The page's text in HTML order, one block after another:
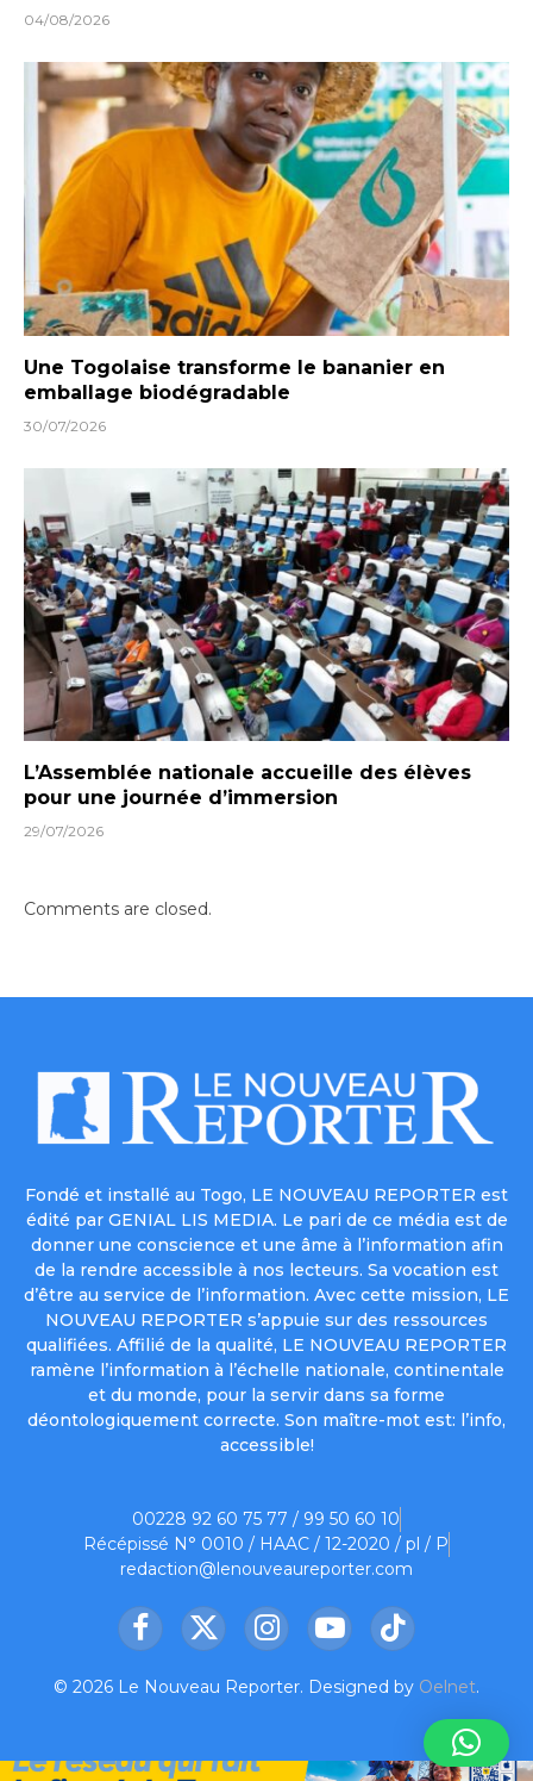
04/08/2026
Une Togolaise transforme le bananier en
emballage biodégradable
30/07/2026
L’Assemblée nationale accueille des élèves
pour une journée d’immersion
29/07/2026
Comments are closed.
Fondé et installé au Togo, LE NOUVEAU REPORTER est
édité par GENIAL LIS MEDIA. Le pari de ce média est de
donner une conscience et une âme à l’information afin
de la rendre accessible à nos lecteurs. Sa vocation est
d’être au service de l’information. Avec cette mission, LE
NOUVEAU REPORTER s’appuie sur des ressources
qualifiées. Affilié de la qualité, LE NOUVEAU REPORTER
ramène l’information à l’échelle nationale, continentale
et du monde, pour la servir dans sa forme
déontologiquement correcte. Son maître-mot est: l’info,
accessible!
00228 92 60 75 77 / 99 50 60 10
Récépissé N° 0010 / HAAC / 12-2020 / pl / P
redaction@lenouveaureporter.com
Facebook
X
InstagramYouTubeTikTok
© 2026 Le Nouveau Reporter. Designed by Oelnet.